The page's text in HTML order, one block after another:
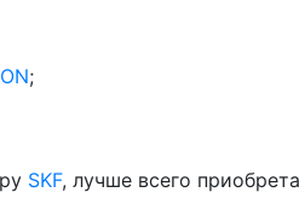
;
SKF, лучше всего